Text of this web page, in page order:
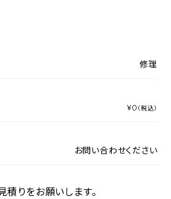
修理
¥0 （税込）
お問い合わせください
りをお願いします。